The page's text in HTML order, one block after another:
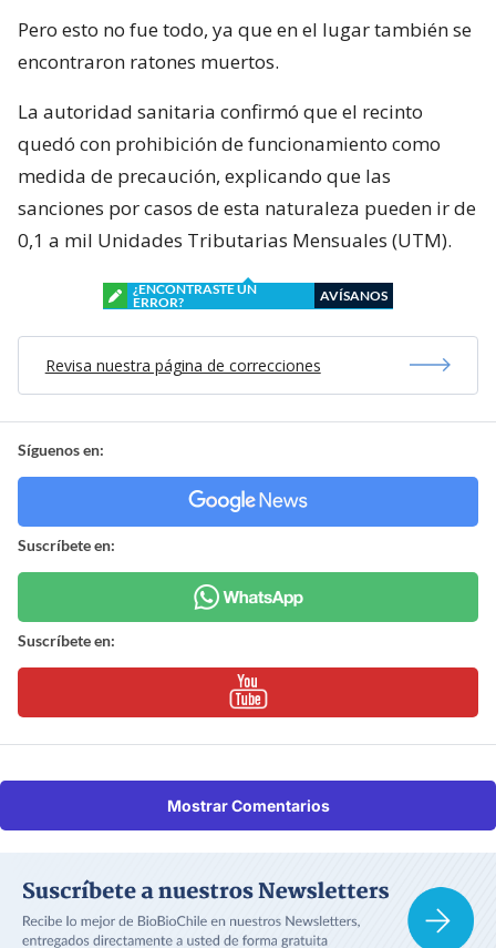
Pero esto no fue todo, ya que en el lugar también se
encontraron ratones muertos.
La autoridad sanitaria confirmó que el recinto
quedó con prohibición de funcionamiento como
medida de precaución, explicando que las
sanciones por casos de esta naturaleza pueden ir de
0,1 a mil Unidades Tributarias Mensuales (UTM).
¿ENCONTRASTE UN
ERROR?
AVÍSANOS
Revisa nuestra página de correcciones
Síguenos en:
Suscríbete en:
Suscríbete en:
Mostrar Comentarios